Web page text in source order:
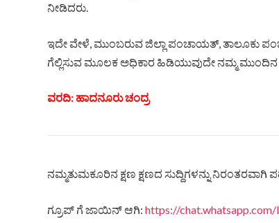
ನೀಡಿದರು.
ಇದೇ ವೇಳೆ, ಮುಂಬರುವ ಜಿಲ್ಲಾ ಪಂಚಾಯತ್, ತಾಲೂಕು
ಗೆಲ್ಲಿಸುವ ಮೂಲಕ ಅಧಿಕಾರ ಹಿಡಿಯುವುದೇ ನಮ್ಮ ಮುಂದಿನ
ವರದಿ: ಹಾದನೂರು ಚಂದ್ರ
ನಮ್ಮತುಮಕೂರಿನ ಕ್ಷಣ ಕ್ಷಣದ ಸುದ್ದಿಗಳನ್ನು
ಗ್ರೂಪ್ ಗೆ ಜಾಯಿನ್ ಆಗಿ: https://